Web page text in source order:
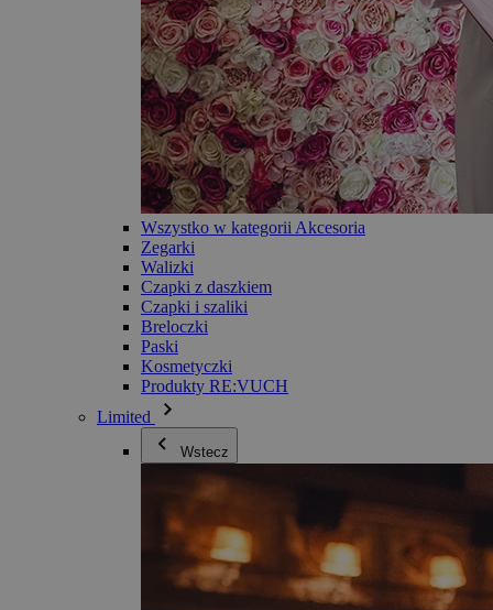
Wszystko w kategorii Akcesoria
Zegarki
Walizki
Czapki z daszkiem
Czapki i szaliki
Breloczki
Paski
Kosmetyczki
Produkty RE:VUCH
Limited
Wstecz